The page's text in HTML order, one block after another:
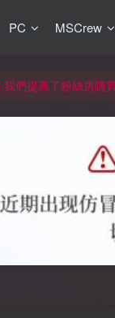
PC MSCrew
碼
們提高了粉絲房購
PikPak網盤，其它網
[20260605